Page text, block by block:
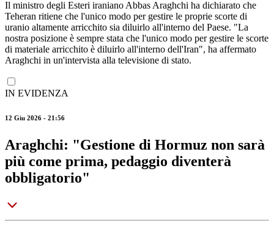
Il ministro degli Esteri iraniano Abbas Araghchi ha dichiarato che
Teheran ritiene che l'unico modo per gestire le proprie scorte di
uranio altamente arricchito sia diluirlo all'interno del Paese. "La
nostra posizione è sempre stata che l'unico modo per gestire le scorte
di materiale arricchito è diluirlo all'interno dell'Iran", ha affermato
Araghchi in un'intervista alla televisione di stato.
IN EVIDENZA
12 Giu 2026 - 21:56
Araghchi: "Gestione di Hormuz non sarà
più come prima, pedaggio diventerà
obbligatorio"